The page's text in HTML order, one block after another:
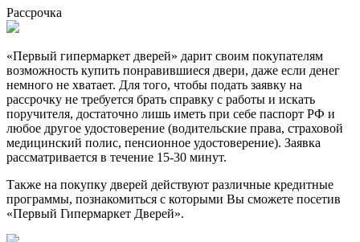
Рассрочка
«Первый гипермаркет дверей» дарит своим покупателям
возможность купить понравившиеся двери, даже если денег
немного не хватает. Для того, чтобы подать заявку на
рассрочку не требуется брать справку с работы и искать
поручителя, достаточно лишь иметь при себе паспорт РФ и
любое другое удостоверение (водительские права, страховой
медицинский полис, пенсионное удостоверение). Заявка
рассматривается в течение 15-30 минут.
Также на покупку дверей действуют различные кредитные
программы, познакомиться с которыми Вы сможете посетив
«Первый Гипермаркет Дверей».